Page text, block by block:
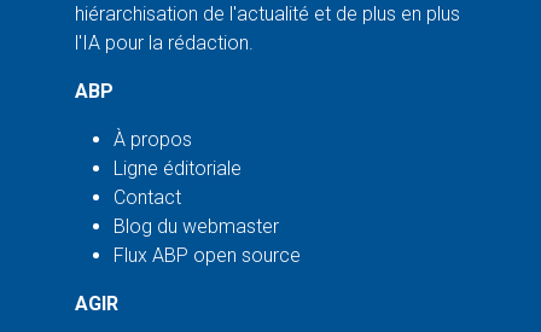
hiérarchisation de l'actualité et de plus en plus
l'IA pour la rédaction.
ABP
À propos
Ligne éditoriale
Contact
Blog du webmaster
Flux ABP open source
AGIR